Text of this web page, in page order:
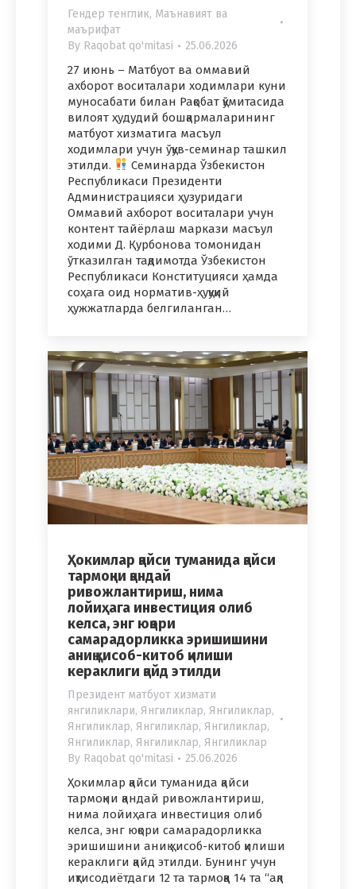
Гендер тенглик, Маънавият ва
маърифат
By Raqobat qo'mitasi 25.06.2026
27 июнь – Матбуот ва оммавий
ахборот воситалари ходимлари куни
муносабати билан Рақобат қўмитасида
вилоят ҳудудий бошқармаларининг
матбуот хизматига масъул
ходимлари учун ўқув-семинар ташкил
этилди.
Семинарда Ўзбекистон
Республикаси Президенти
Администрацияси ҳузуридаги
Оммавий ахборот воситалари учун
контент тайёрлаш маркази масъул
ходими Д. Қурбонова томонидан
ўтказилган тақдимотда Ўзбекистон
Республикаси Конституцияси ҳамда
соҳага оид норматив-ҳуқуқий
ҳужжатларда белгиланган…
Ҳокимлар қайси туманида қайси
тармоқни қандай
ривожлантириш, нима
лойиҳага инвестиция олиб
келса, энг юқори
самарадорликка эришишини
аниқ ҳисоб-китоб қилиши
кераклиги қайд этилди
Президент матбуот хизмати
янгиликлари, Янгиликлар, Янгиликлар,
Янгиликлар, Янгиликлар, Янгиликлар,
Янгиликлар, Янгиликлар, Янгиликлар
By Raqobat qo'mitasi 25.06.2026
Ҳокимлар қайси туманида қайси
тармоқни қандай ривожлантириш,
нима лойиҳага инвестиция олиб
келса, энг юқори самарадорликка
эришишини аниқ ҳисоб-китоб қилиши
кераклиги қайд этилди. Бунинг учун
иқтисодиётдаги 12 та тармоққа 14 та “ақл